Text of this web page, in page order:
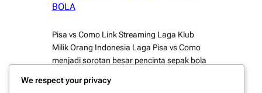
BOLA
Pisa vs Como Link Streaming Laga Klub
Milik Orang Indonesia Laga Pisa vs Como
menjadi sorotan besar pencinta sepak bola
menarik dari sisi kompetisi Serie B Italia
We respect your privacy